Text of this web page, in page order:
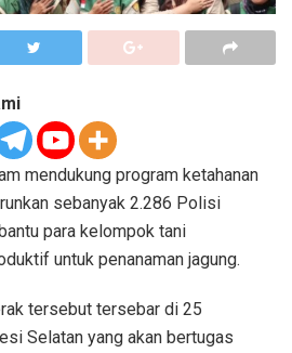
mendukung program ketahanan
sebanyak 2.286 Polisi
para kelompok tani
untuk penanaman jagung.
tersebut tersebar di 25
Selatan yang akan bertugas